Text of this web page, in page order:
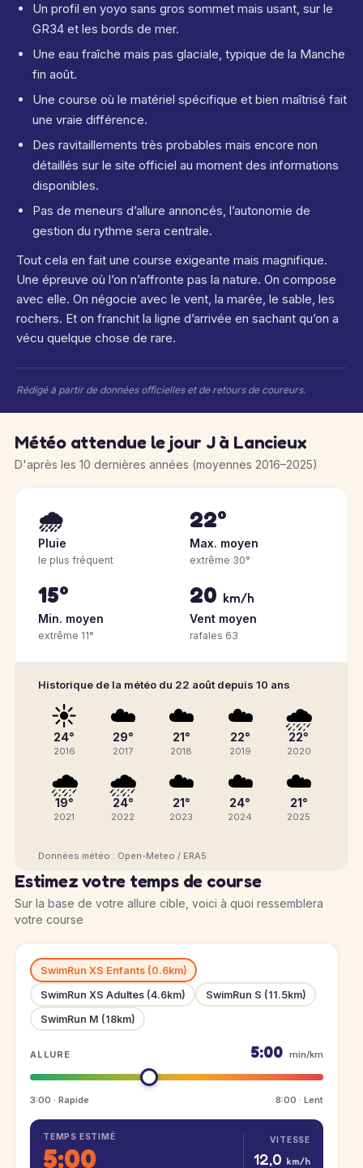
Un profil en yoyo sans gros sommet mais usant, sur le
GR34 et les bords de mer.
Une eau fraîche mais pas glaciale, typique de la Manche
fin août.
Une course où le matériel spécifique et bien maîtrisé fait
une vraie différence.
Des ravitaillements très probables mais encore non
détaillés sur le site officiel au moment des informations
disponibles.
Pas de meneurs d’allure annoncés, l’autonomie de
gestion du rythme sera centrale.
Tout cela en fait une course exigeante mais magnifique.
Une épreuve où l’on n’affronte pas la nature. On compose
avec elle. On négocie avec le vent, la marée, le sable, les
rochers. Et on franchit la ligne d’arrivée en sachant qu’on a
vécu quelque chose de rare.
Rédigé à partir de données officielles et de retours de coureurs.
Météo attendue le jour J à Lancieux
D'après les 10 dernières années (moyennes 2016–2025)
🌧️
Pluie
le plus fréquent
22°
Max. moyen
extrême 30°
15°
Min. moyen
extrême 11°
20 km/h
Vent moyen
rafales 63
Historique de la météo du 22 août depuis 10 ans
☀️
24°
2016
☁️
29°
2017
☁️
21°
2018
☁️
22°
2019
🌧️
22°
2020
🌧️
19°
2021
🌧️
24°
2022
☁️
21°
2023
☁️
24°
2024
☁️
21°
2025
Données météo : Open-Meteo / ERA5
Estimez votre temps de course
Sur la base de votre allure cible, voici à quoi ressemblera
votre course
SwimRun XS Enfants (0.6km)
SwimRun XS Adultes (4.6km)
SwimRun S (11.5km)
SwimRun M (18km)
ALLURE 5:00 min/km
3:00 · Rapide 8:00 · Lent
TEMPS ESTIMÉ
5:00
VITESSE
12,0 km/h